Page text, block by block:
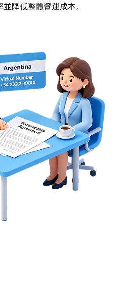
降低整體營運成本。